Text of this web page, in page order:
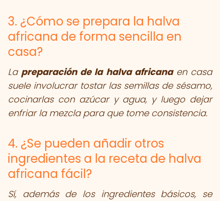
3. ¿Cómo se prepara la halva
africana de forma sencilla en
casa?
La preparación de la halva africanaen casa
suele involucrar tostar las semillas de sésamo,
cocinarlas con azúcar y agua, y luego dejar
enfriar la mezcla para que tome consistencia.
4. ¿Se pueden añadir otros
ingredientes a la receta de halva
africana fácil?
Sí, además de los ingredientes básicos, se